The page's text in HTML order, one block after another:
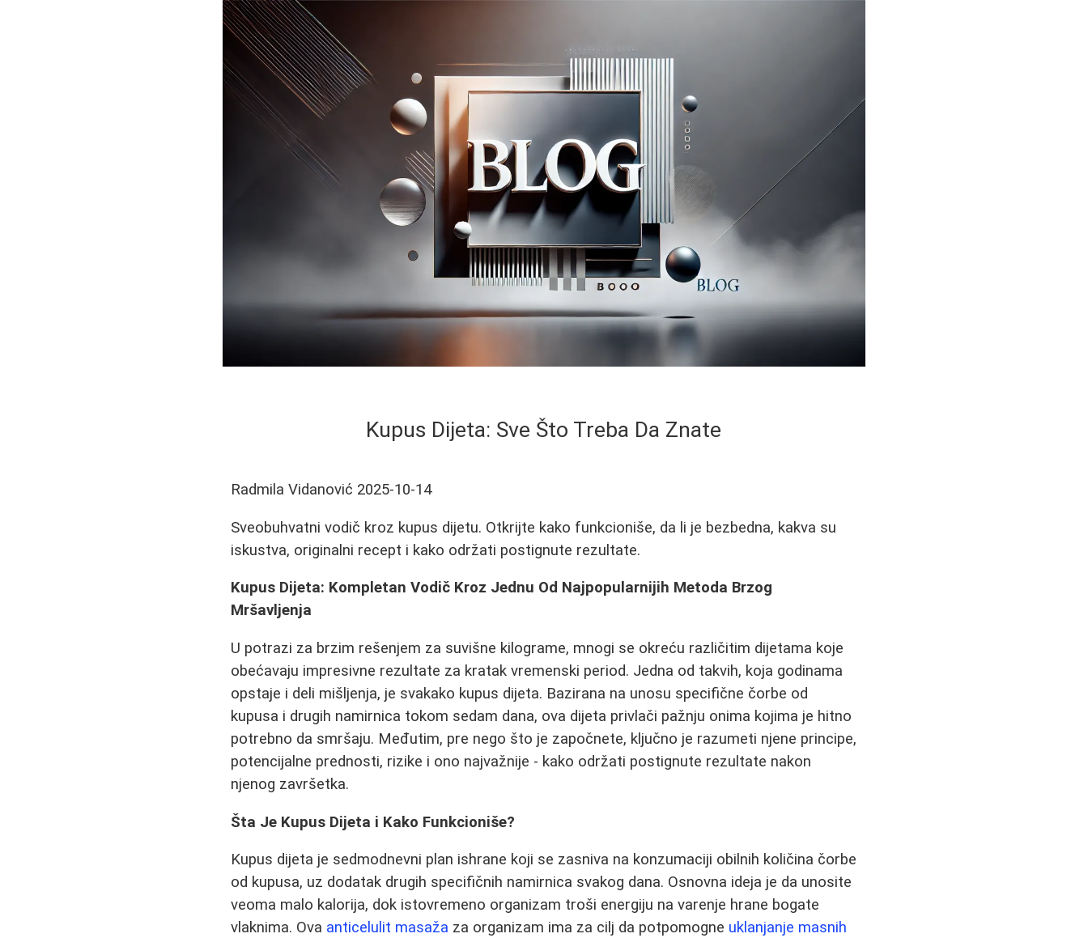
Kupus Dijeta: Sve Što Treba Da Znate
Radmila Vidanović 2025-10-14
Sveobuhvatni vodič kroz kupus dijetu. Otkrijte kako funkcioniše, da li je bezbedna, kakva su
iskustva, originalni recept i kako održati postignute rezultate.
Kupus Dijeta: Kompletan Vodič Kroz Jednu Od Najpopularnijih Metoda Brzog
Mršavljenja
U potrazi za brzim rešenjem za suvišne kilograme, mnogi se okreću različitim dijetama koje
obećavaju impresivne rezultate za kratak vremenski period. Jedna od takvih, koja godinama
opstaje i deli mišljenja, je svakako kupus dijeta. Bazirana na unosu specifične čorbe od
kupusa i drugih namirnica tokom sedam dana, ova dijeta privlači pažnju onima kojima je hitno
potrebno da smršaju. Međutim, pre nego što je započnete, ključno je razumeti njene principe,
potencijalne prednosti, rizike i ono najvažnije - kako održati postignute rezultate nakon
njenog završetka.
Šta Je Kupus Dijeta i Kako Funkcioniše?
Kupus dijeta je sedmodnevni plan ishrane koji se zasniva na konzumaciji obilnih količina čorbe
od kupusa, uz dodatak drugih specifičnih namirnica svakog dana. Osnovna ideja je da unosite
veoma malo kalorija, dok istovremeno organizam troši energiju na varenje hrane bogate
vlaknima. Ova anticelulit masaža za organizam ima za cilj da potpomogne uklanjanje masnih